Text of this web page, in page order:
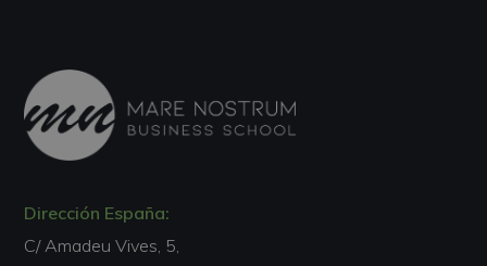
Dirección España:
C/ Amadeu Vives, 5,